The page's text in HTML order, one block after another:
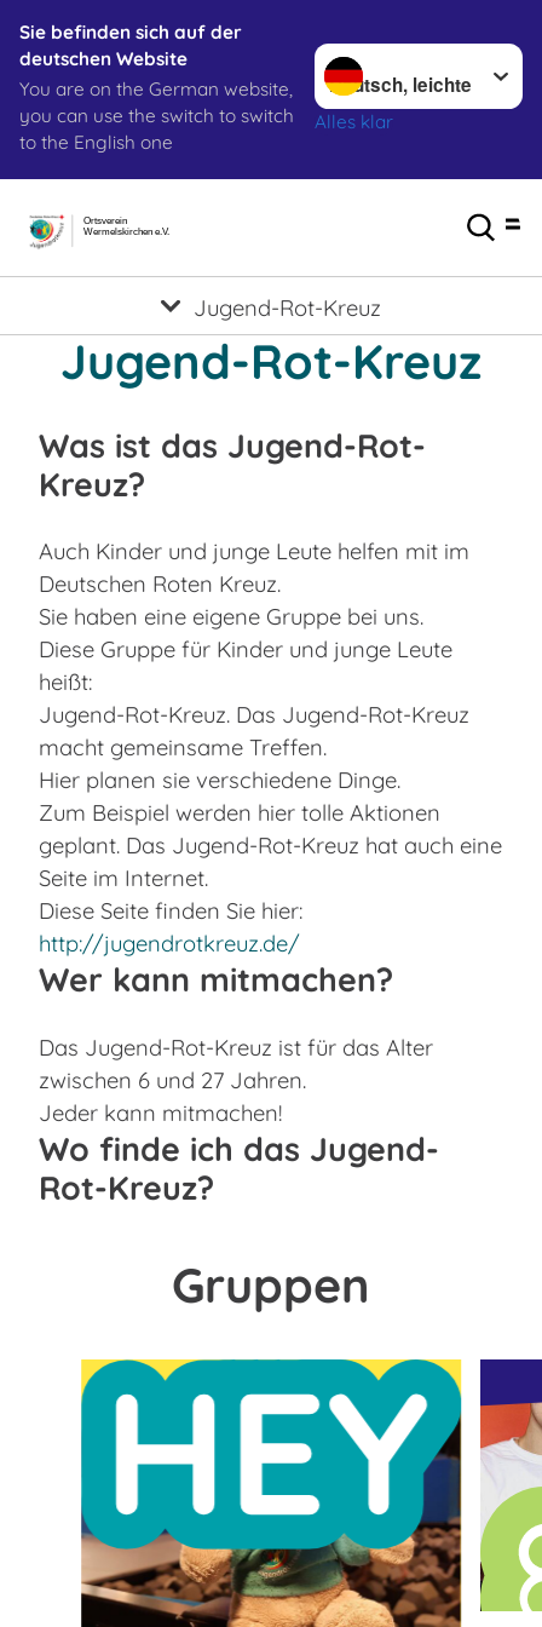
Sie befinden sich auf der
deutschen Website
You are on the German website,
you can use the switch to switch
to the English one
Sprache wechseln zu
Alles klar
Wermelskirchen e.V.
Ortsverein
Jugend-Rot-Kreuz
Jugend-Rot-Kreuz
Was ist das Jugend-Rot-
Kreuz?
Auch Kinder und junge Leute helfen mit im
Deutschen Roten Kreuz.
Sie haben eine eigene Gruppe bei uns.
Diese Gruppe für Kinder und junge Leute
heißt:
Jugend-Rot-Kreuz. Das Jugend-Rot-Kreuz
macht gemeinsame Treffen.
Hier planen sie verschiedene Dinge.
Zum Beispiel werden hier tolle Aktionen
geplant. Das Jugend-Rot-Kreuz hat auch eine
Seite im Internet.
Diese Seite finden Sie hier:
http://jugendrotkreuz.de/
Wer kann mitmachen?
Das Jugend-Rot-Kreuz ist für das Alter
zwischen 6 und 27 Jahren.
Jeder kann mitmachen!
Wo finde ich das Jugend-
Rot-Kreuz?
Gruppen